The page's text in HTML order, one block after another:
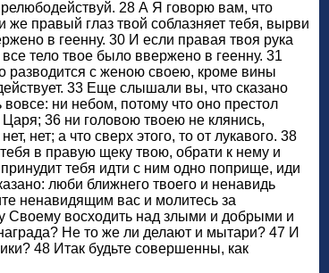
28 А Я говорю вам, что
правый глаз твой соблазняет тебя, вырви
в геенну. 30 И если правая твоя рука
тело твое было ввержено в геенну. 31
разводится с женою своею, кроме вины
33 Еще слышали вы, что сказано
ни небом, потому что оно престол
36 ни головою твоею не клянись,
нет; а что сверх этого, то от лукавого. 38
в правую щеку твою, обрати к нему и
тебя идти с ним одно поприще, иди
люби ближнего твоего и ненавидь
ненавидящим вас и молитесь за
Своему восходить над злыми и добрыми и
Не то же ли делают и мытари? 47 И
48 Итак будьте совершенны, как